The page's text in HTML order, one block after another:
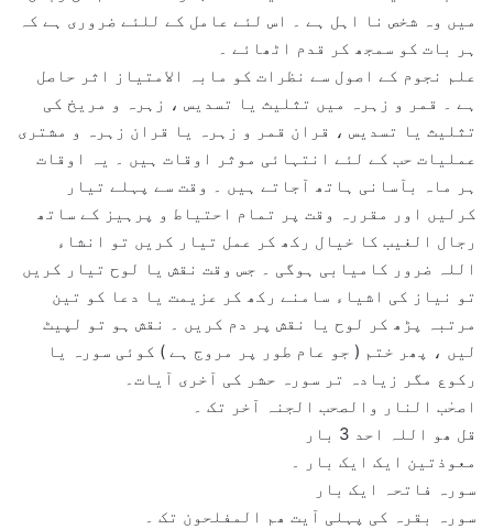
میں وہ شخص نا اہل ہے ۔ اس لئے عامل کے للئے ضروری ہے کہ
ہر بات کو سمجھ کر قدم اٹھائے ۔
علم نجوم کے اصول سے نظرات کو مابہ الامتیاز اثر حاصل
ہے ۔ قمر و زہرہ میں تثلیث یا تسدیس ، زہرہ و مریخ کی
تثلیث یا تسدیس ، قران قمر و زہرہ یا قران زہرہ و مشتری
عملیات حب کے لئے انتہائی موثر اوقات ہیں ۔ یہ اوقات
ہر ماہ بآسانی ہاتھ آجاتے ہیں ۔ وقت سے پہلے تیار
کرلیں اور مقررہ وقت پر تمام احتیاط و پرہیز کے ساتھ
رجال الغیب کا خیال رکھ کر عمل تیار کریں تو انشاء
اللہ ضرور کامیابی ہوگی ۔ جس وقت نقش یا لوح تیار کریں
تو نیاز کی اشیاء سامنے رکھ کر عزیمت یا دعا کو تین
مرتبہ پڑھ کر لوح یا نقش پر دم کریں ۔ نقش ہو تو لپیٹ
لیں ، پھر ختم ( جو عام طور پر مروج ہے ) کوئی سورہ یا
رکوع مگر زیادہ تر سورہ حشر کی آخری آیات۔
اصحٰب النار والصحب الجنہ آخر تک ۔
قل ھو اللہ احد 3 بار
معوذتین ایک ایک بار ۔
سورہ فاتحہ ایک بار
سورہ بقرہ کی پہلی آیت ھم المفلحون تک ۔